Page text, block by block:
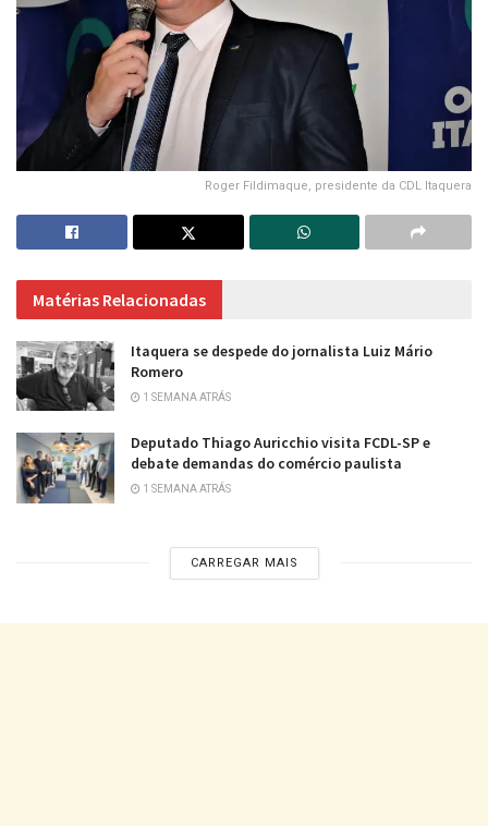
Roger Fildimaque, presidente da CDL Itaquera
Matérias Relacionadas
Itaquera se despede do jornalista Luiz Mário
Romero
1 SEMANA ATRÁS
Deputado Thiago Auricchio visita FCDL-SP e
debate demandas do comércio paulista
1 SEMANA ATRÁS
CARREGAR MAIS